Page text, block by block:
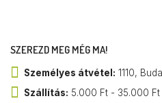
SZEREZD MEG MÉG MA!
Személyes átvétel: 1110,
Szállítás: 5.000 Ft - 35.000 Ft